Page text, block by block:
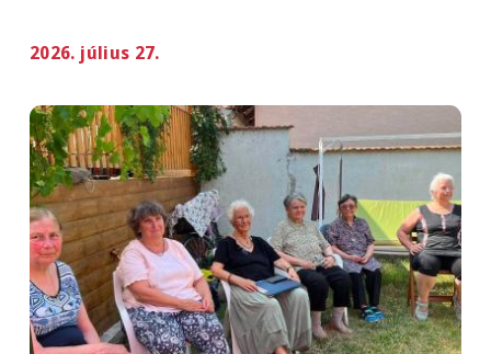
2026. július 27.
Image